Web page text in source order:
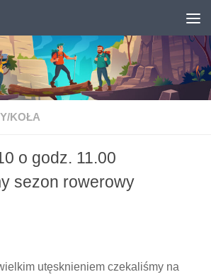
KOŁA
o godz. 11.00
sezon rowerowy
utęsknieniem czekaliśmy na